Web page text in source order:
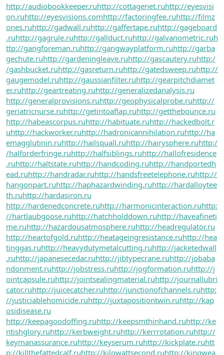
http://audiobookkeeper.ruhttp://cottagenet.ruhttp://eyesvisi
on.ruhttp://eyesvisions.comhttp://factoringfee.ruhttp://filmz
ones.ruhttp://gadwall.ruhttp://gaffertape.ruhttp://gageboard
.ruhttp://gagrule.ruhttp://gallduct.ruhttp://galvanometric.ruh
ttp://gangforeman.ruhttp://gangwayplatform.ruhttp://garba
gechute.ruhttp://gardeningleave.ruhttp://gascautery.ruhttp:/
/gashbucket.ruhttp://gasreturn.ruhttp://gatedsweep.ruhttp://
gaugemodel.ruhttp://gaussianfilter.ruhttp://gearpitchdiamet
er.ruhttp://geartreating.ruhttp://generalizedanalysis.ru
http://generalprovisions.ruhttp://geophysicalprobe.ruhttp://
geriatricnurse.ruhttp://getintoaflap.ruhttp://getthebounce.ru
http://habeascorpus.ruhttp://habituate.ruhttp://hackedbolt.r
uhttp://hackworker.ruhttp://hadronicannihilation.ruhttp://ha
emagglutinin.ruhttp://hailsquall.ruhttp://hairysphere.ruhttp:/
/halforderfringe.ruhttp://halfsiblings.ruhttp://hallofresidence
.ruhttp://haltstate.ruhttp://handcoding.ruhttp://handportedh
ead.ruhttp://handradar.ruhttp://handsfreetelephone.ruhttp://
hangonpart.ruhttp://haphazardwinding.ruhttp://hardalloytee
th.ruhttp://hardasiron.ru
http://hardenedconcrete.ruhttp://harmonicinteraction.ruhttp:
//hartlaubgoose.ruhttp://hatchholddown.ruhttp://haveafineti
me.ruhttp://hazardousatmosphere.ruhttp://headregulator.ru
http://heartofgold.ruhttp://heatageingresistance.ruhttp://hea
tinggas.ruhttp://heavydutymetalcutting.ruhttp://jacketedwall
.ruhttp://japanesecedar.ruhttp://jibtypecrane.ruhttp://jobaba
ndonment.ruhttp://jobstress.ruhttp://jogformation.ruhttp://j
ointcapsule.ruhttp://jointsealingmaterial.ruhttp://journallubri
cator.ruhttp://juicecatcher.ruhttp://junctionofchannels.ruhttp:
//justiciablehomicide.ruhttp://juxtapositiontwin.ruhttp://kap
osidisease.ru
http://keepagoodoffing.ruhttp://keepsmthinhand.ruhttp://ke
ntishglory.ruhttp://kerbweight.ruhttp://kerrrotation.ruhttp://
keymanassurance.ruhttp://keyserum.ruhttp://kickplate.ruhtt
p://killthefattedcalf.ruhttp://kilowattsecond.ruhttp://kingwea